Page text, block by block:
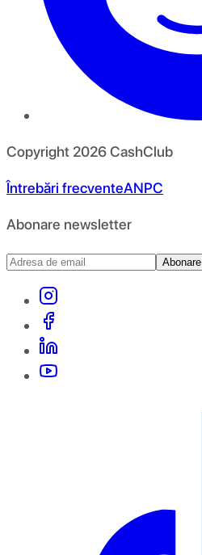
Copyright 2026CashClub
Întrebări frecventeANPC
Abonare newsletter
Abonare